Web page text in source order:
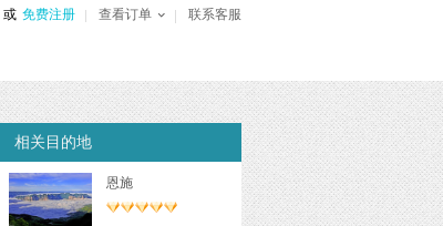
或 免费注册 查看订单 联系客服
相关目的地
恩施